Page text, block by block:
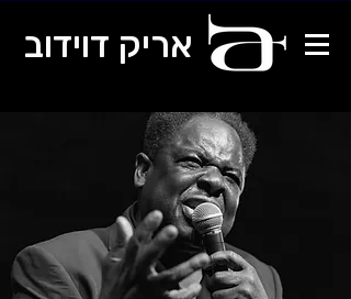
אריק דוידוב